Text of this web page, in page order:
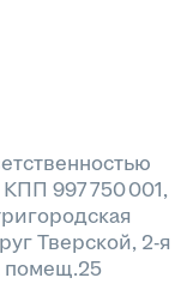
997 750 001,
Тверской, 2-я
помещ.25